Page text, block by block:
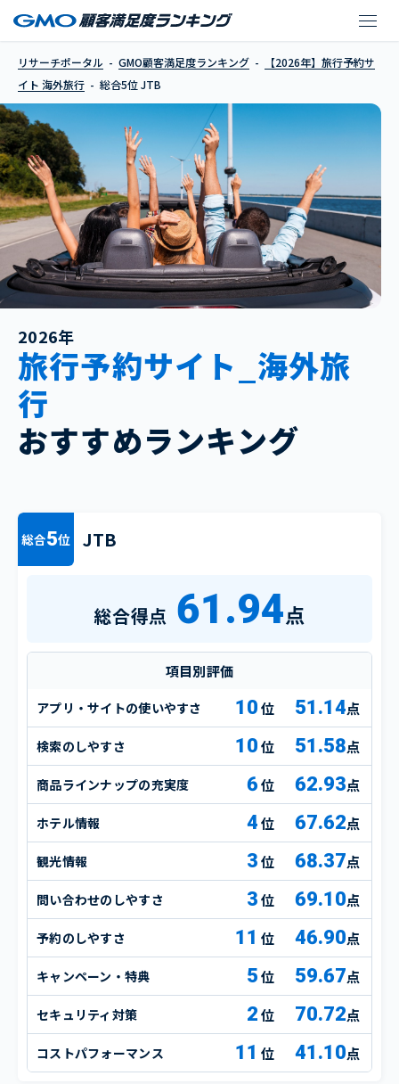
リサーチポータル GMO顧客満足度ランキング
【2026年】旅行予約サ
イト 海外旅行
総合5位 JTB
2026年
旅行予約サイト_海外旅
行
おすすめランキング
総合5位 JTB
総合得点 61.94点
項目別評価
アプリ・サイトの使いやすさ 10 51.14点
検索のしやすさ 10 51.58点
商品ラインナップの充実度 6 62.93点
ホテル情報 4 67.62点
観光情報 3 68.37点
問い合わせのしやすさ 3 69.10点
予約のしやすさ 11 46.90点
キャンペーン・特典 5 59.67点
セキュリティ対策 2 70.72点
コストパフォーマンス 11 41.10点